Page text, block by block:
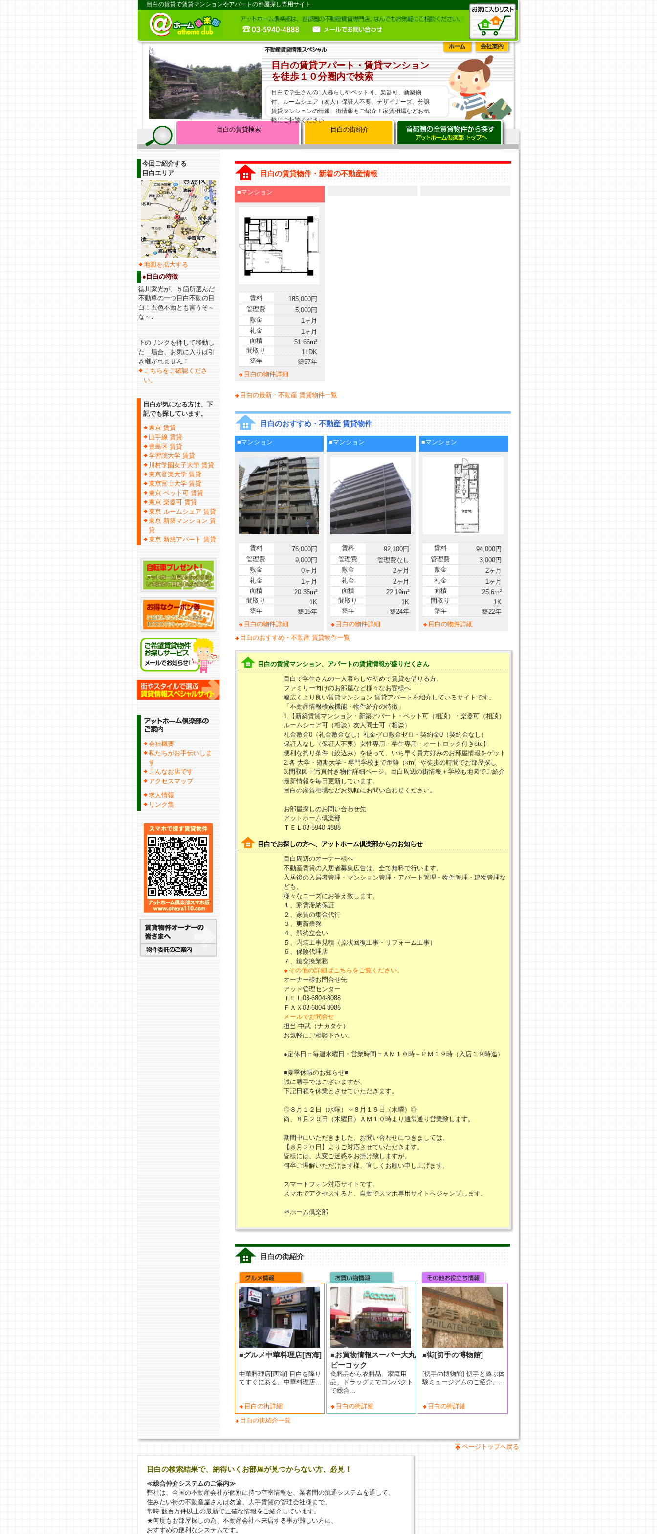
目白の賃貸で賃貸マンションやアパートの部屋探し専用サイト
目白の賃貸検索 目白の街紹介
目白の賃貸物件・新着の不動産情報
■マンション
賃料
185,000円
管理費
5,000円
敷金
1ヶ月
礼金
1ヶ月
面積
51.66m²
間取り
1LDK
築年
築57年
目白の物件詳細
目白の最新・不動産 賃貸物件一覧
目白のおすすめ・不動産 賃貸物件
■マンション
賃料
76,000円
管理費
9,000円
敷金
0ヶ月
礼金
1ヶ月
面積
20.36m²
間取り
1K
築年
築15年
目白の物件詳細
■マンション
賃料
92,100円
管理費
管理費なし
敷金
2ヶ月
礼金
2ヶ月
面積
22.19m²
間取り
1K
築年
築24年
目白の物件詳細
■マンション
賃料
94,000円
管理費
3,000円
敷金
2ヶ月
礼金
1ヶ月
面積
25.6m²
間取り
1K
築年
築22年
目白の物件詳細
目白のおすすめ・不動産 賃貸物件一覧
目白の賃貸マンション、アパートの賃貸情報が盛りだくさん
目白で学生さんの一人暮らしや初めて賃貸を借りる方、
ファミリー向けのお部屋など様々なお客様へ
幅広くより良い賃貸マンション 賃貸アパートを紹介しているサイトです。
「不動産情報検索機能・物件紹介の特徴」
1.【新築賃貸マンション・新築アパート・ペット可（相談）・楽器可（相談）
ルームシェア可（相談）友人同士可（相談）
礼金敷金0（礼金敷金なし）礼金ゼロ敷金ゼロ・契約金0（契約金なし）
保証人なし（保証人不要）女性専用・学生専用・オートロック付きetc】
便利な拘り条件（絞込み）を使って、いち早く貴方好みのお部屋情報をゲット
2.各 大学・短期大学・専門学校まで距離（km）や徒歩の時間でお部屋探し
3.間取図＋写真付き物件詳細ページ。目白周辺の街情報＋学校も地図でご紹介
最新情報を毎日更新しています。
目白の家賃相場などお気軽にお問い合わせください。
お部屋探しのお問い合わせ先
アットホーム倶楽部
ＴＥＬ03-5940-4888
目白でお探しの方へ、アットホーム倶楽部からのお知らせ
目白周辺のオーナー様へ
不動産賃貸の入居者募集広告は、全て無料で行います。
入居後の入居者管理・マンション管理・アパート管理・物件管理・建物管理な
ども、
様々なニーズにお答え致します。
１、家賃滞納保証
２、家賃の集金代行
３、更新業務
４、解約立会い
５、内装工事見積（原状回復工事・リフォーム工事）
６、保険代理店
７、鍵交換業務
その他の詳細はこちらをご覧ください。
オーナー様お問合せ先
アット管理センター
ＴＥＬ03-6804-8088
ＦＡＸ03-6804-8086
メールでお問合せ
担当 中武（ナカタケ）
お気軽にご相談下さい。
●定休日＝毎週水曜日・営業時間＝ＡＭ１０時～ＰＭ１９時（入店１９時迄）
■夏季休暇のお知らせ■
誠に勝手ではございますが、
下記日程を休業とさせていただきます。
◎８月１２日（水曜）～８月１９日（水曜）◎
尚、８月２０日（木曜日）ＡＭ１０時より通常通り営業致します。
期間中にいただきました、お問い合わせにつきましては、
【８月２０日】よりご対応させていただきます。
皆様には、大変ご迷惑をお掛け致しますが、
何卒ご理解いただけます様、宜しくお願い申し上げます。
スマートフォン対応サイトです。
スマホでアクセスすると、自動でスマホ専用サイトへジャンプします。
＠ホーム倶楽部
目白の街紹介
■グルメ中華料理店[西海]
中華料理店[西海] 目白を降り
てすぐにある、中華料理店...
目白の街詳細
■お買物情報スーパー大丸
ピーコック
食料品から衣料品、家庭用
品、ドラッグまでコンパクト
で総合...
目白の街詳細
■街[切手の博物館]
[切手の博物館] 切手と遊ぶ体
験ミュージアムのご紹介。...
目白の街詳細
目白の街紹介一覧
今回ご紹介する
目白エリア
地図を拡大する
●目白の特徴
徳川家光が、５箇所選んだ
不動尊の一つ目白不動の目
白！五色不動とも言うそ～
な～♪
下のリンクを押して移動し
た 場合、お気に入りは引
き継がれません！
こちらをご確認くださ
い。
目白が気になる方は、下
記でも探しています。
東京 賃貸
山手線 賃貸
豊島区 賃貸
学習院大学 賃貸
川村学園女子大学 賃貸
東京音楽大学 賃貸
東京富士大学 賃貸
東京 ペット可 賃貸
東京 楽器可 賃貸
東京 ルームシェア 賃貸
東京 新築マンション 賃
貸
東京 新築アパート 賃貸
会社概要
私たちがお手伝いしま
す
こんなお店です
アクセスマップ
求人情報
リンク集
ページトップへ戻る
目白の賃貸アパート・賃貸マンション
を徒歩１０分圏内で検索
目白で学生さんの1人暮らしやペット可、楽器可、新築物
件、ルームシェア（友人）保証人不要、デザイナーズ、分譲
賃貸マンションの情報。街情報もご紹介！家賃相場などお気
軽にご相談ください
目白の検索結果で、納得いくお部屋が見つからない方、必見！
≪総合仲介システムのご案内≫
弊社は、全国の不動産会社が個別に持つ空室情報を、業者間の流通システムを通して、
住みたい街の不動産屋さんは勿論、大手賃貸の管理会社様まで、
常時 数百万件以上の最新で正確な情報をご紹介しています。
★何度もお部屋探しの為、不動産会社へ来店する事が難しい方に、
おすすめの便利なシステムです。